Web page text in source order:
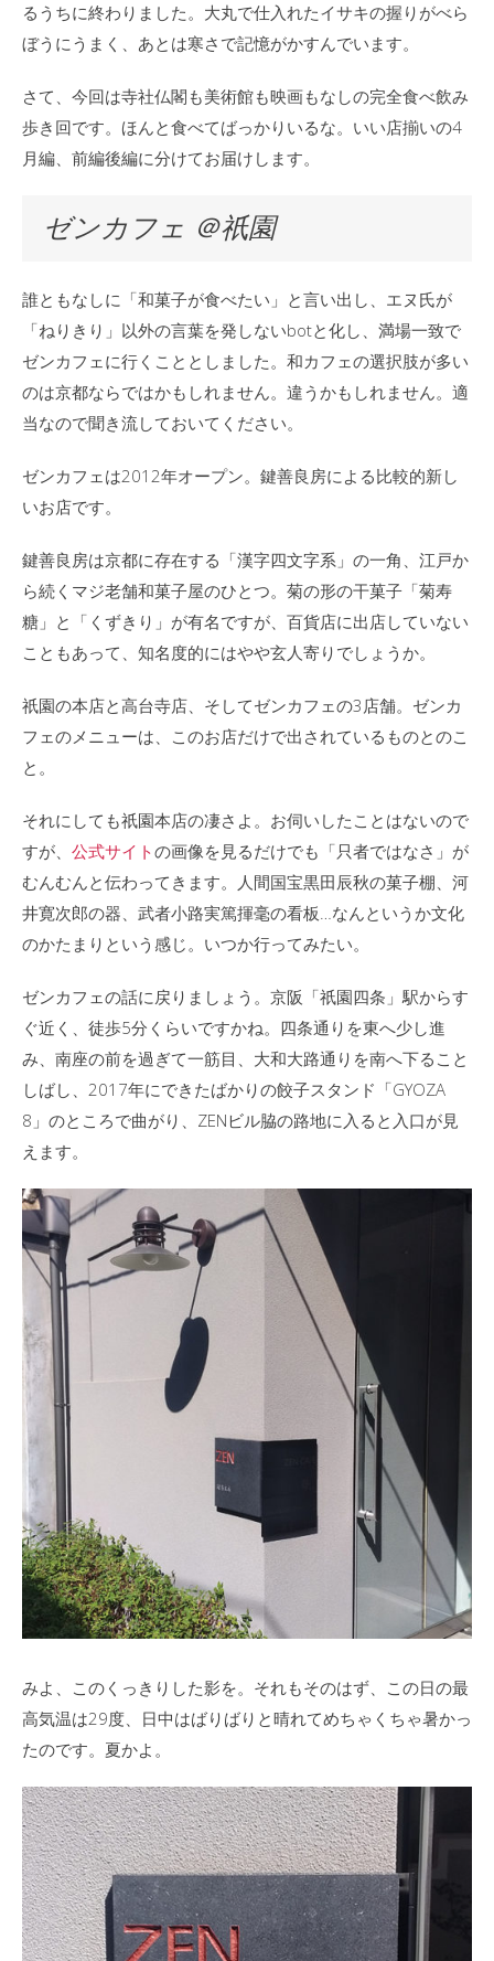
るうちに終わりました。大丸で仕入れたイサキの握りがべら
ぼうにうまく、あとは寒さで記憶がかすんでいます。
さて、今回は寺社仏閣も美術館も映画もなしの完全食べ飲み
歩き回です。ほんと食べてばっかりいるな。いい店揃いの4
月編、前編後編に分けてお届けします。
ゼンカフェ ＠祇園
誰ともなしに「和菓子が食べたい」と言い出し、エヌ氏が
「ねりきり」以外の言葉を発しないbotと化し、満場一致で
ゼンカフェに行くこととしました。和カフェの選択肢が多い
のは京都ならではかもしれません。違うかもしれません。適
当なので聞き流しておいてください。
ゼンカフェは2012年オープン。鍵善良房による比較的新し
いお店です。
鍵善良房は京都に存在する「漢字四文字系」の一角、江戸か
ら続くマジ老舗和菓子屋のひとつ。菊の形の干菓子「菊寿
糖」と「くずきり」が有名ですが、百貨店に出店していない
こともあって、知名度的にはやや玄人寄りでしょうか。
祇園の本店と高台寺店、そしてゼンカフェの3店舗。ゼンカ
フェのメニューは、このお店だけで出されているものとのこ
と。
それにしても祇園本店の凄さよ。お伺いしたことはないので
すが、 公式サイトの画像を見るだけでも「只者ではなさ」が
むんむんと伝わってきます。人間国宝黒田辰秋の菓子棚、河
井寛次郎の器、武者小路実篤揮毫の看板…なんというか文化
のかたまりという感じ。いつか行ってみたい。
ゼンカフェの話に戻りましょう。京阪「祇園四条」駅からす
ぐ近く、徒歩5分くらいですかね。四条通りを東へ少し進
み、南座の前を過ぎて一筋目、大和大路通りを南へ下ること
しばし、2017年にできたばかりの餃子スタンド「GYOZA
8」のところで曲がり、ZENビル脇の路地に入ると入口が見
えます。
みよ、このくっきりした影を。それもそのはず、この日の最
高気温は29度、日中はばりばりと晴れてめちゃくちゃ暑かっ
たのです。夏かよ。